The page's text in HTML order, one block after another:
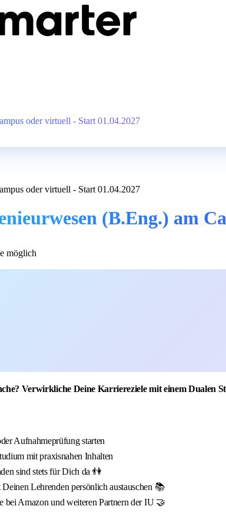
oder virtuell - Start 01.04.2027
oder virtuell - Start 01.04.2027
(B.Eng.) am
möglich
Verwirkliche Deine Karriereziele mit einem Dualen
Aufnahmeprüfung starten
mit praxisnahen Inhalten
sind stets für Dich da 👫
Lehrenden persönlich austauschen 📚
bei Amazon und weiteren Partnern der IU 🤝